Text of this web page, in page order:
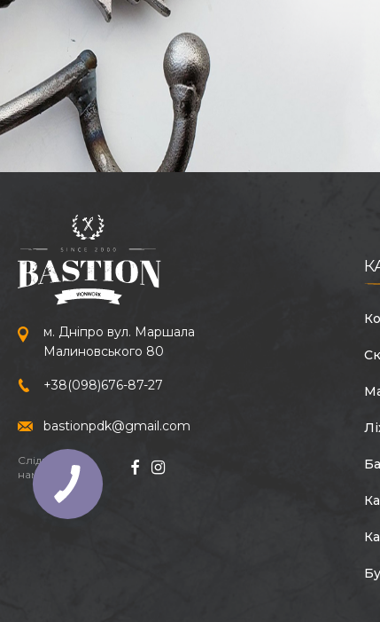
розмірів та конфігурацій. На вибір впливають виділена
фізичне навантаження, дизайн інтер'єру та побажання
Ковані сходи на другий поверх чи металевий підйом
цьому всі вироби компанії поєднує одна риса –
виконання. Кування, зварювання або інші роботи з
якісний та стильний виріб.
На ціну впливають складність проекту, габаритні
Щоб оформити замовлення, вкажіть номер телефону у
Доставку виробів Україною здійснюють транспортні
м. Дніпро вул. Маршала
Малиновського 80
+38(098)676-87-27
bastionpdk@gmail.com
Слідкуйте за
нами: